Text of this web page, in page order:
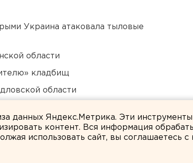
Украина атаковала тыловые
области
кладбищ
области
данных Яндекс.Метрика. Эти
контент. Вся информация
использовать сайт, вы соглашаетесь с